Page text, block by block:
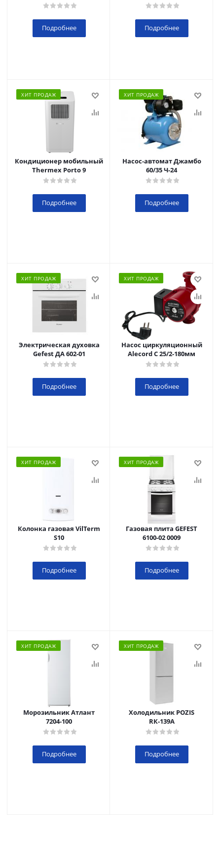
Подробнее Подробнее
ХИТ ПРОДАЖ
Кондиционер мобильный
Thermex Porto 9
Подробнее
ХИТ ПРОДАЖ
Насос-автомат Джамбо
60/35 Ч-24
Подробнее
ХИТ ПРОДАЖ
Электрическая духовка
Gefest ДА 602-01
Подробнее
ХИТ ПРОДАЖ
Насос циркуляционный
Alecord C 25/2-180мм
Подробнее
ХИТ ПРОДАЖ
Колонка газовая VilTerm
S10
Подробнее
ХИТ ПРОДАЖ
Газовая плита GEFEST
6100-02 0009
Подробнее
ХИТ ПРОДАЖ
Морозильник Атлант
7204-100
Подробнее
ХИТ ПРОДАЖ
Холодильник POZIS
RК-139А
Подробнее